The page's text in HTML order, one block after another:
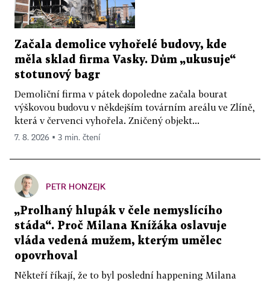
Začala demolice vyhořelé budovy, kde
měla sklad firma Vasky. Dům „ukusuje“
stotunový bagr
Demoliční firma v pátek dopoledne začala bourat
výškovou budovu v někdejším továrním areálu ve Zlíně,
která v červenci vyhořela. Zničený objekt...
7. 8. 2026 ▪ 3 min. čtení
PETR HONZEJK
„Prolhaný hlupák v čele nemyslícího
stáda“. Proč Milana Knížáka oslavuje
vláda vedená mužem, kterým umělec
opovrhoval
Někteří říkají, že to byl poslední happening Milana